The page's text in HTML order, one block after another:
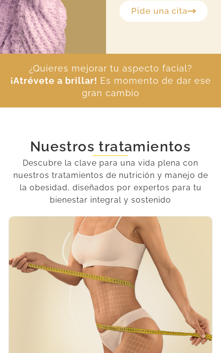
Pide una cita
¿Quieres mejorar tu aspecto facial?
¡Atrévete a brillar! Es momento de dar ese
gran cambio
Nuestros tratamientos
Descubre la clave para una vida plena con
nuestros tratamientos de nutrición y manejo de
la obesidad, diseñados por expertos para tu
bienestar integral y sostenido